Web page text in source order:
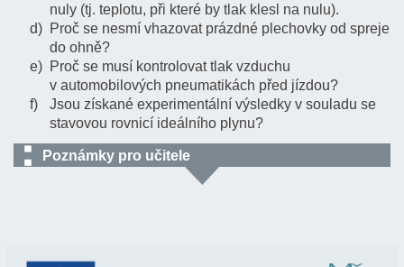
nuly (tj. teplotu, při které by tlak klesl na nulu).
Proč se nesmí vhazovat prázdné plechovky od spreje
do ohně?
Proč se musí kontrolovat tlak vzduchu
v automobilových pneumatikách před jízdou?
Jsou získané experimentální výsledky v souladu se
stavovou rovnicí ideálního plynu?
Poznámky pro učitele
Hadička, kterou připojujete tlakoměr k nádobce